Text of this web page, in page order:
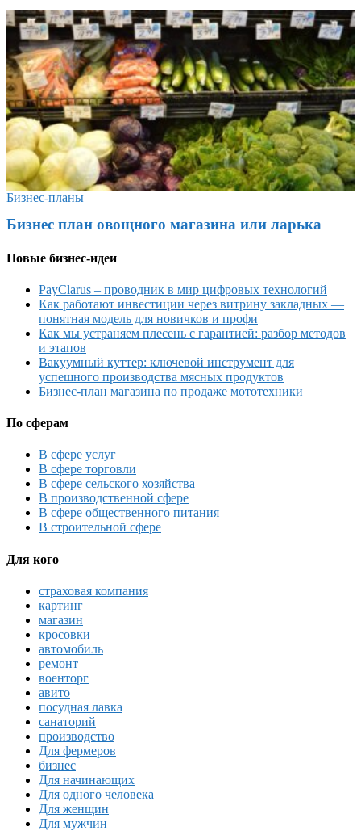
Бизнес-планы
Бизнес план овощного магазина или ларька
Новые бизнес-идеи
PayClarus – проводник в мир цифровых технологий
Как работают инвестиции через витрину закладных —
понятная модель для новичков и профи
Как мы устраняем плесень с гарантией: разбор методов
и этапов
Вакуумный куттер: ключевой инструмент для
успешного производства мясных продуктов
Бизнес-план магазина по продаже мототехники
По сферам
В сфере услуг
В сфере торговли
В сфере сельского хозяйства
В производственной сфере
В сфере общественного питания
В строительной сфере
Для кого
страховая компания
картинг
магазин
кросовки
автомобиль
ремонт
военторг
авито
посудная лавка
санаторий
производство
Для фермеров
бизнес
Для начинающих
Для одного человека
Для женщин
Для мужчин